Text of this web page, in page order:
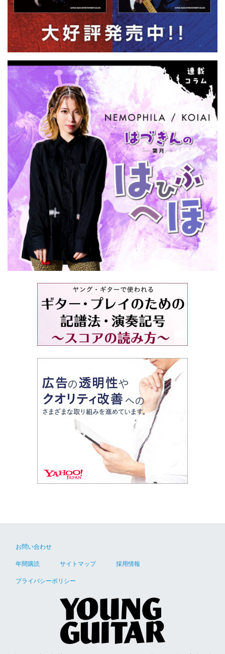
お問い合わせ
年間購読 サイトマップ 採用情報
プライバシーポリシー